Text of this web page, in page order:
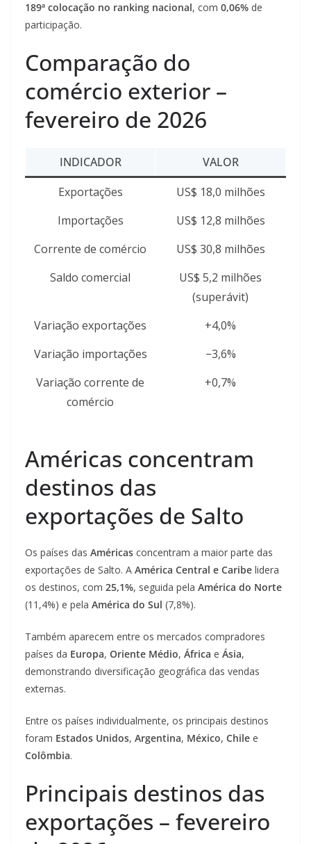
189ª colocação no ranking nacional, com 0,06% de
participação.
Comparação do
comércio exterior –
fevereiro de 2026
INDICADOR
VALOR
Exportações
US$ 18,0 milhões
Importações
US$ 12,8 milhões
Corrente de comércio
US$ 30,8 milhões
Saldo comercial
US$ 5,2 milhões
(superávit)
Variação exportações
+4,0%
Variação importações
−3,6%
Variação corrente de
comércio
+0,7%
Américas concentram
destinos das
exportações de Salto
Os países das Américas concentram a maior parte das
exportações de Salto. A América Central e Caribe lidera
os destinos, com 25,1%, seguida pela América do Norte
(11,4%) e pela América do Sul (7,8%).
Também aparecem entre os mercados compradores
países da Europa, Oriente Médio, África e Ásia,
demonstrando diversificação geográfica das vendas
externas.
Entre os países individualmente, os principais destinos
foram Estados Unidos, Argentina, México, Chile e
Colômbia.
Principais destinos das
exportações – fevereiro